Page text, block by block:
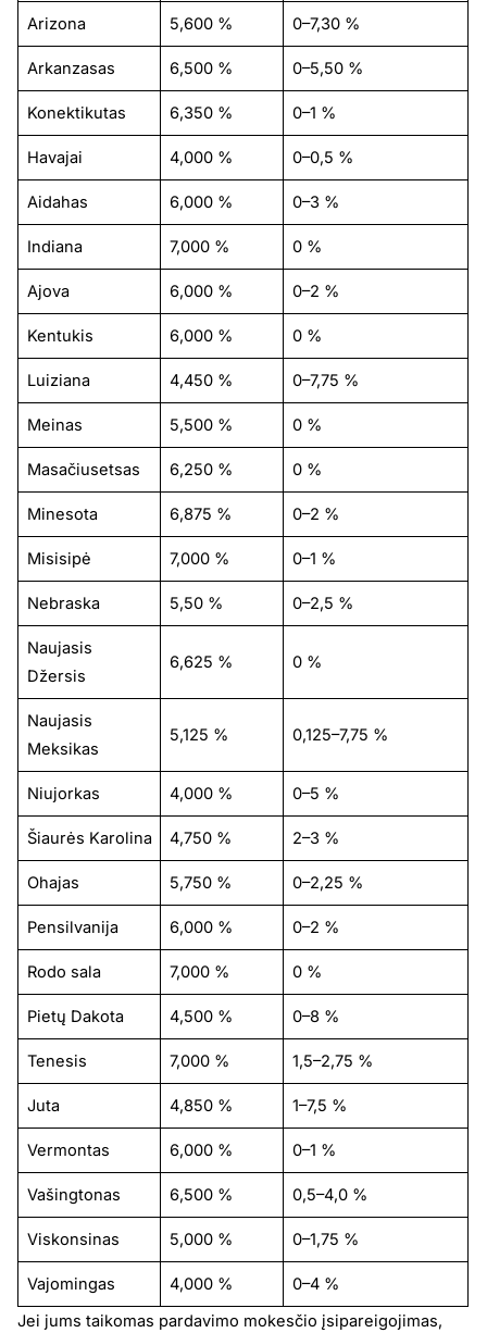
Arizona 5,600 % 0–7,30 %
Arkanzasas 6,500 % 0–5,50 %
Konektikutas 6,350 % 0–1 %
Havajai 4,000 % 0–0,5 %
Aidahas 6,000 % 0–3 %
Indiana 7,000 % 0 %
Ajova 6,000 % 0–2 %
Kentukis 6,000 % 0 %
Luiziana 4,450 % 0–7,75 %
Meinas 5,500 % 0 %
Masačiusetsas 6,250 % 0 %
Minesota 6,875 % 0–2 %
Misisipė 7,000 % 0–1 %
Nebraska 5,50 % 0–2,5 %
Naujasis
Džersis
6,625 % 0 %
Naujasis
Meksikas
5,125 % 0,125–7,75 %
Niujorkas 4,000 % 0–5 %
Šiaurės Karolina 4,750 % 2–3 %
Ohajas 5,750 % 0–2,25 %
Pensilvanija 6,000 % 0–2 %
Rodo sala 7,000 % 0 %
Pietų Dakota 4,500 % 0–8 %
Tenesis 7,000 % 1,5–2,75 %
Juta 4,850 % 1–7,5 %
Vermontas 6,000 % 0–1 %
Vašingtonas 6,500 % 0,5–4,0 %
Viskonsinas 5,000 % 0–1,75 %
Vajomingas 4,000 %
0–4 %
Jei jums taikomas pardavimo mokesčio įsipareigojimas,